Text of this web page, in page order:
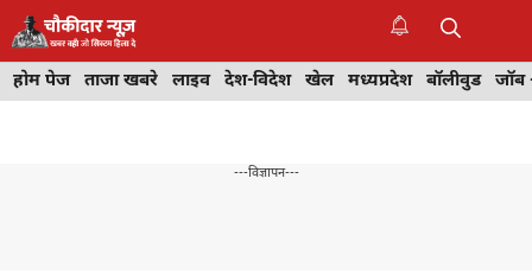
Skip
to
content
होम पेज ताजा खबरे लाइव देश-विदेश खेल मध्यप्रदेश बॉलीवुड
---विज्ञापन---